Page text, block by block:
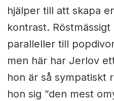
hjälper till att skapa
kontrast.
paralleller till
men här har Jerlov
hon är så sympatiskt
hon sig ”den mest